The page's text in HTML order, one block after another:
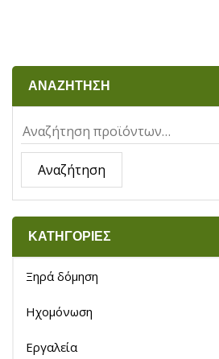
ΑΝΑΖΗΤΗΣΗ
Αναζήτηση
ΚΑΤΗΓΟΡΙΕΣ
Ξηρά δόμηση
Ηχομόνωση
Εργαλεία